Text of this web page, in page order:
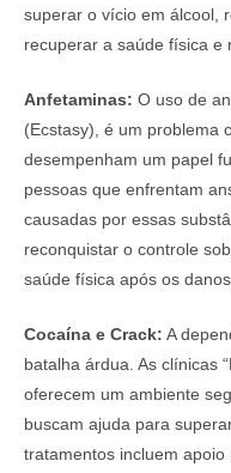
superar o vício em álcool,
recuperar a saúde física e
Anfetaminas: O uso de
(Ecstasy), é um problema
desempenham um papel
pessoas que enfrentam
causadas por essas
reconquistar o controle
saúde física após os
Cocaína e Crack: A
batalha árdua. As clínicas
oferecem um ambiente
buscam ajuda para
tratamentos incluem